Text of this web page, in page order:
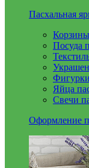
Пасхальная
Посуда
Яйца
Свечи
Оформление